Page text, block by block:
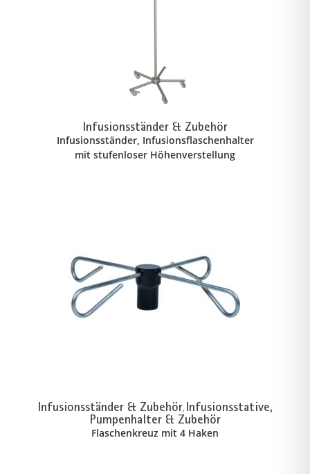
Infusionsständer & Zubehör
Infusionsständer, Infusionsflaschenhalter
mit stufenloser Höhenverstellung
Infusionsständer & Zubehör, Infusionsstative,
Pumpenhalter & Zubehör
Flaschenkreuz mit 4 Haken